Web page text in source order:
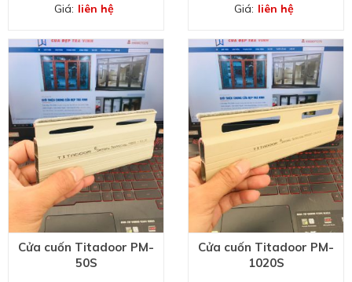
Giá: liên hệ
Giá: liên hệ
Cửa cuốn Titadoor PM-
50S
Cửa cuốn Titadoor PM-
1020S